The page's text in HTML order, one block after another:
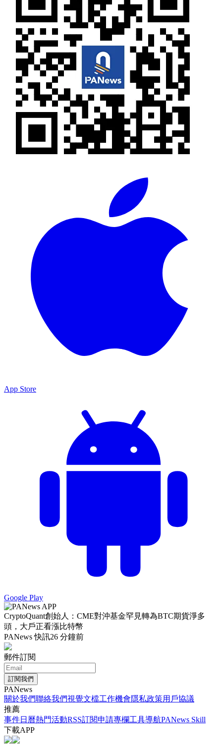
App Store
Google Play
CryptoQuant創始人：CME對沖基金罕見轉為BTC期貨淨多
頭，大戶正看漲比特幣
PANews 快訊26 分鐘前
郵件訂閱
訂閱我們
PANews
關於我們聯絡我們視覺文檔工作機會隱私政策用戶協議
推薦
事件日曆熱門活動RSS訂閱申請專欄工具導航PANews Skill
下載APP